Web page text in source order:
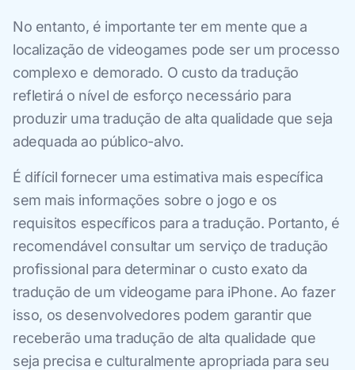
No entanto, é importante ter em mente que a
localização de videogames pode ser um processo
complexo e demorado. O custo da tradução
refletirá o nível de esforço necessário para
produzir uma tradução de alta qualidade que seja
adequada ao público-alvo.
É difícil fornecer uma estimativa mais específica
sem mais informações sobre o jogo e os
requisitos específicos para a tradução. Portanto, é
recomendável consultar um serviço de tradução
profissional para determinar o custo exato da
tradução de um videogame para iPhone. Ao fazer
isso, os desenvolvedores podem garantir que
receberão uma tradução de alta qualidade que
seja precisa e culturalmente apropriada para seu